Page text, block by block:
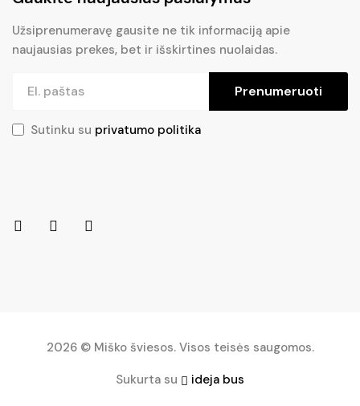
Užsiprenumeravę gausite ne tik informaciją apie
naujausias prekes, bet ir išskirtines nuolaidas.
Prenumeruoti
Sutinku su privatumo politika
2026 © Miško šviesos. Visos teisės saugomos.
Sukurta su
ideja bus